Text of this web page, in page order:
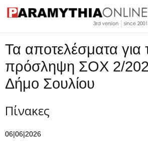
Επικοινωνία
Τα αποτελέσματα για
πρόσληψη ΣΟΧ 2/
Δήμο Σουλίου
Πίνακες
06|06|2026